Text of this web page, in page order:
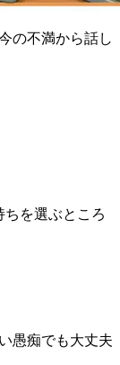
の不満から話し
を選ぶところ
愚痴でも大丈夫